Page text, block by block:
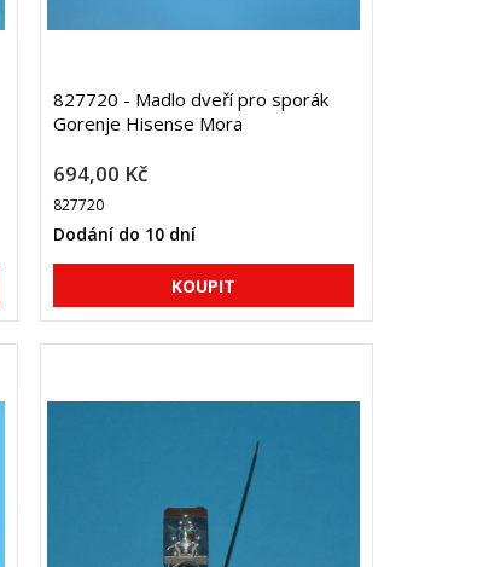
827720 - Madlo dveří pro sporák
Gorenje Hisense Mora
694,00 Kč
827720
Dodání do 10 dní